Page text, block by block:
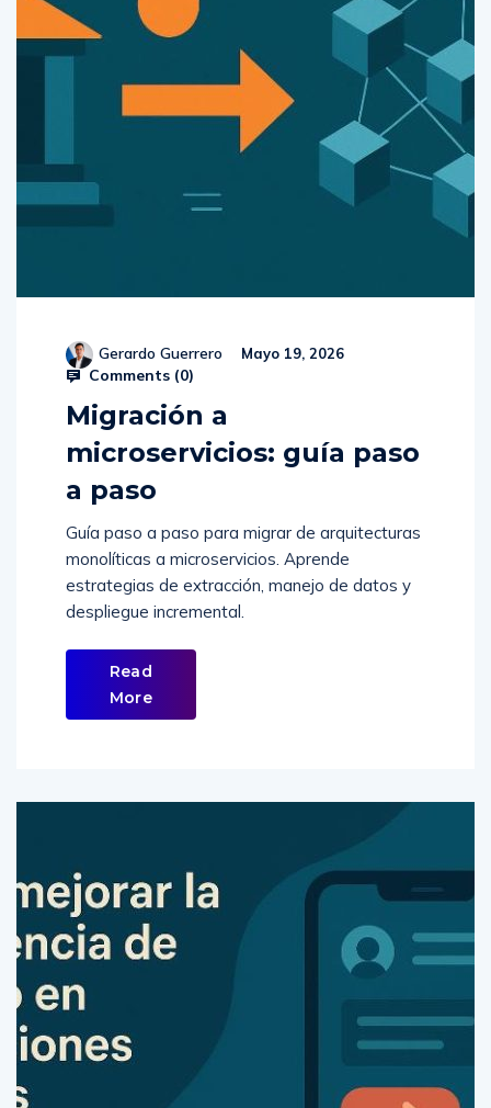
Comments (0)
Migración a
microservicios: guía paso
a paso
Guía paso a paso para migrar de arquitecturas
monolíticas a microservicios. Aprende
estrategias de extracción, manejo de datos y
despliegue incremental.
Read
More